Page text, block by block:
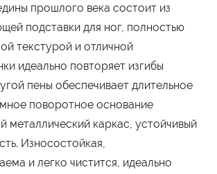
прошлого века состоит из
подставки для ног, полностью
текстурой и отличной
идеально повторяет изгибы
пены обеспечивает длительное
поворотное основание
металлический каркас, устойчивый
Износостойкая,
и легко чистится, идеально